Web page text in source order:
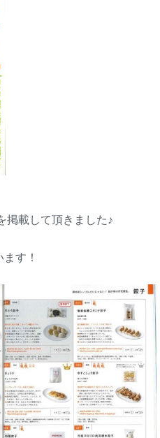
掲載して頂きました♪
す！